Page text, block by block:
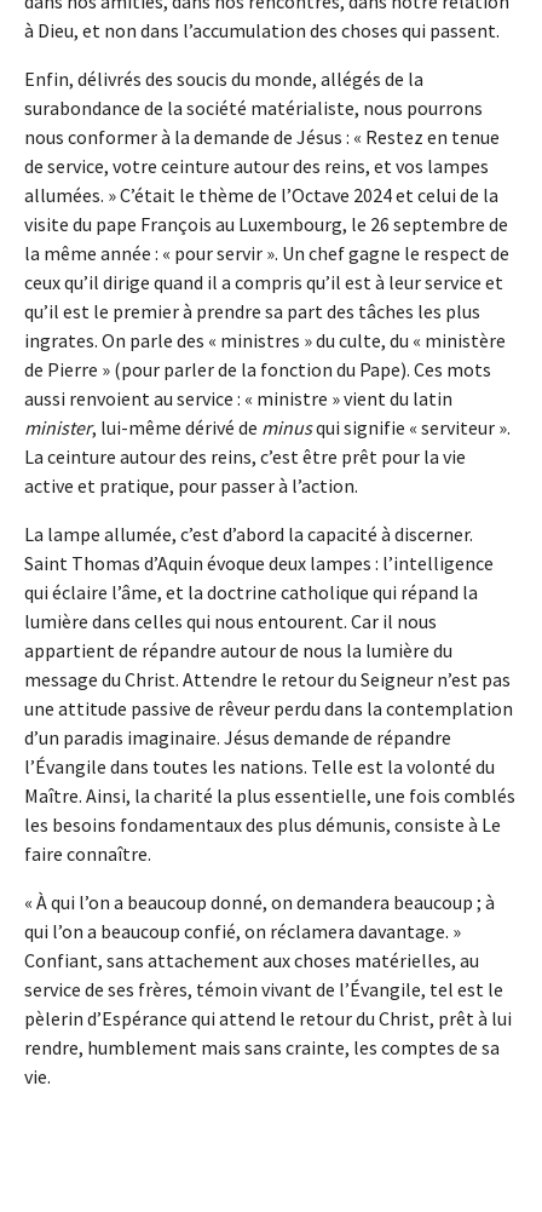
à Dieu, et non dans l’accumulation des choses qui passent.
Enfin, délivrés des soucis du monde, allégés de la
surabondance de la société matérialiste, nous pourrons
nous conformer à la demande de Jésus : « Restez en tenue
de service, votre ceinture autour des reins, et vos lampes
allumées. » C’était le thème de l’Octave 2024 et celui de la
visite du pape François au Luxembourg, le 26 septembre de
la même année : « pour servir ». Un chef gagne le respect de
ceux qu’il dirige quand il a compris qu’il est à leur service et
qu’il est le premier à prendre sa part des tâches les plus
ingrates. On parle des « ministres » du culte, du « ministère
de Pierre » (pour parler de la fonction du Pape). Ces mots
aussi renvoient au service : « ministre » vient du latin
minister, lui-même dérivé de minusqui signifie « serviteur ».
La ceinture autour des reins, c’est être prêt pour la vie
active et pratique, pour passer à l’action.
La lampe allumée, c’est d’abord la capacité à discerner.
Saint Thomas d’Aquin évoque deux lampes : l’intelligence
qui éclaire l’âme, et la doctrine catholique qui répand la
lumière dans celles qui nous entourent. Car il nous
appartient de répandre autour de nous la lumière du
message du Christ. Attendre le retour du Seigneur n’est pas
une attitude passive de rêveur perdu dans la contemplation
d’un paradis imaginaire. Jésus demande de répandre
l’Évangile dans toutes les nations. Telle est la volonté du
Maître. Ainsi, la charité la plus essentielle, une fois comblés
les besoins fondamentaux des plus démunis, consiste à Le
faire connaître.
« À qui l’on a beaucoup donné, on demandera beaucoup ; à
qui l’on a beaucoup confié, on réclamera davantage. »
Confiant, sans attachement aux choses matérielles, au
service de ses frères, témoin vivant de l’Évangile, tel est le
pèlerin d’Espérance qui attend le retour du Christ, prêt à lui
rendre, humblement mais sans crainte, les comptes de sa
vie.